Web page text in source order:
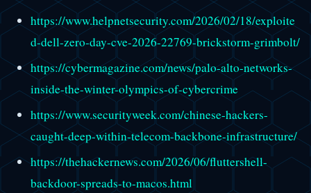
https://www.helpnetsecurity.com/2026/02/18/exploite
d-dell-zero-day-cve-2026-22769-brickstorm-grimbolt/
https://cybermagazine.com/news/palo-alto-networks-
inside-the-winter-olympics-of-cybercrime
https://www.securityweek.com/chinese-hackers-
caught-deep-within-telecom-backbone-infrastructure/
https://thehackernews.com/2026/06/fluttershell-
backdoor-spreads-to-macos.html